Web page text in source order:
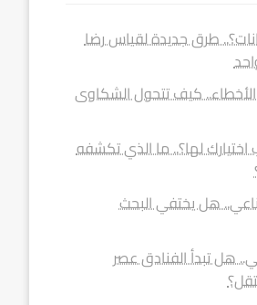
طرق جديدة لقياس رضا
الأخطاء.. كيف تتحول الشكاوى
لها؟.. ما الذي تكشفه
هل يختفي البحث
هل تبدأ الفنادق عصر